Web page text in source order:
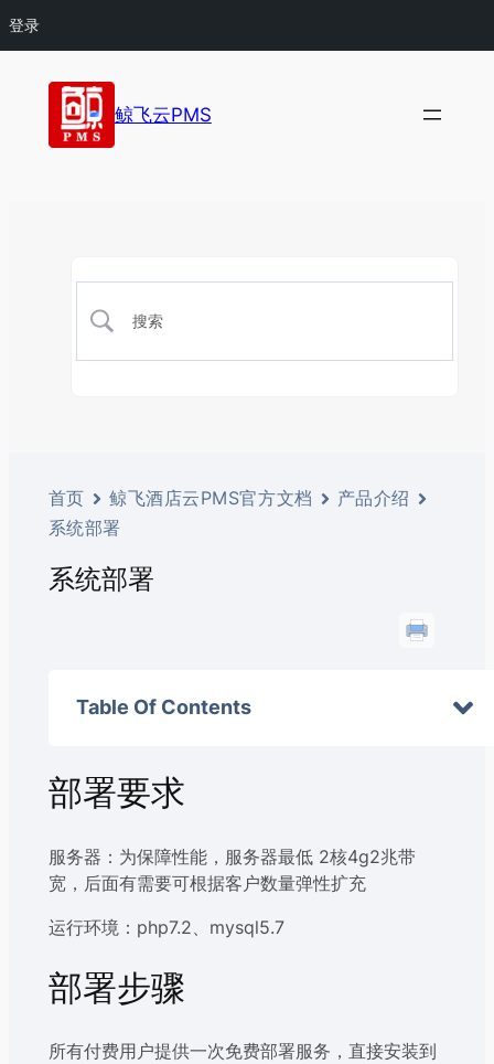
登录
鲸飞云PMS
首页 鲸飞酒店云PMS官方文档
产品介绍
系统部署
系统部署
Table Of Contents
部署要求
服务器：为保障性能，服务器最低 2核4g2兆带
宽，后面有需要可根据客户数量弹性扩充
运行环境：php7.2、mysql5.7
部署步骤
所有付费用户提供一次免费部署服务，直接安装到